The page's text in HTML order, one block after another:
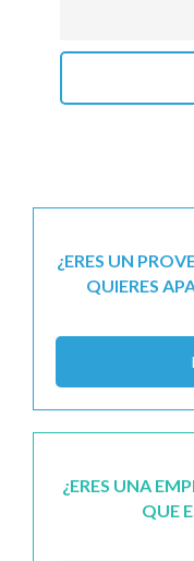
¿ERES UN
QUIERES
¿ERES UNA
QUE